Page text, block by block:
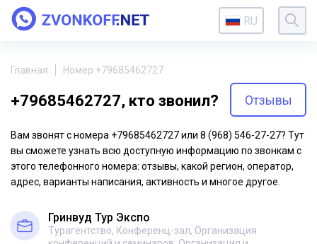
RU
Главная Номер +79685462727
+79685462727, кто звонил? Отзывы
Вам звонят с номера +79685462727 или 8 (968) 546-27-27? Тут
вы сможете узнать всю доступную информацию по звонкам с
этого телефонного номера: отзывы, какой регион, оператор,
адрес, варианты написания, активность и многое другое.
Гринвуд Тур Экспо
Турагентство, Конференц-зал, Организация